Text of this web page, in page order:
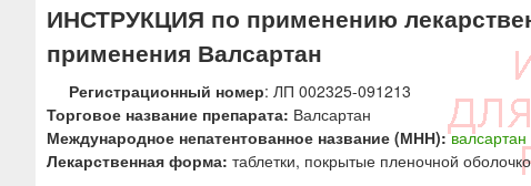
ИНСТРУКЦИЯ по применению
применения Валсартан
Регистрационный номер: ЛП 002325-091213
Торговое название препарата: Валсартан
Международное непатентованное название (МНН): валсартан
Лекарственная форма: таблетки, покрытые пленочной